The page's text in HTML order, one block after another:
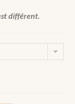
différent.